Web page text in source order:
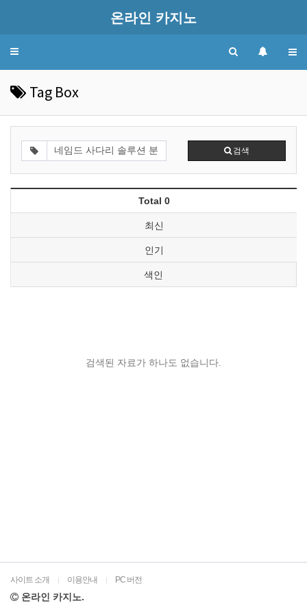
온라인 카지노
Toggle
Tag Box
검색
Total 0
최신
인기
색인
검색된 자료가 하나도 없습니다.
사이트 소개 | 이용안내 | PC 버전
온라인 카지노.